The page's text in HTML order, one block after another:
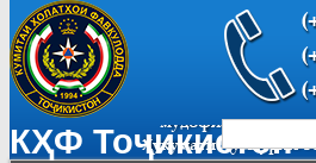
КҲФ Тоҷикистон